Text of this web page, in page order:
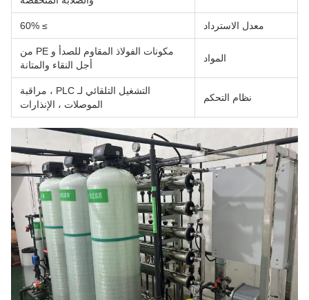
معدل الاسترداد ≥ 60%
المواد
مكونات الفولاذ المقاوم للصدأ و PE من
أجل النقاء والمتانة
نظام التحكم
التشغيل التلقائي لـ PLC ، مراقبة
الموصلات ، الإنذارات